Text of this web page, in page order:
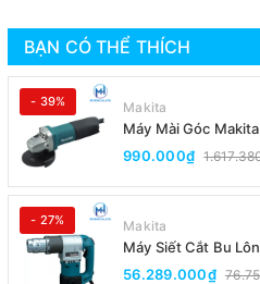
BẠN CÓ THỂ THÍCH
- 39% Makita
Máy Mài Góc
Đuôi)
990.000₫
- 27% Makita
Máy Siết Cắt Bu
56.289.000₫